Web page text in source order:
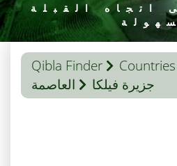
اتجاه القبلة
Qibla Finder Countries
العاصمة
جزيرة فيلكا